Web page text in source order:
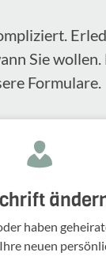
Sie wollen.
Formulare.
haben
neuen